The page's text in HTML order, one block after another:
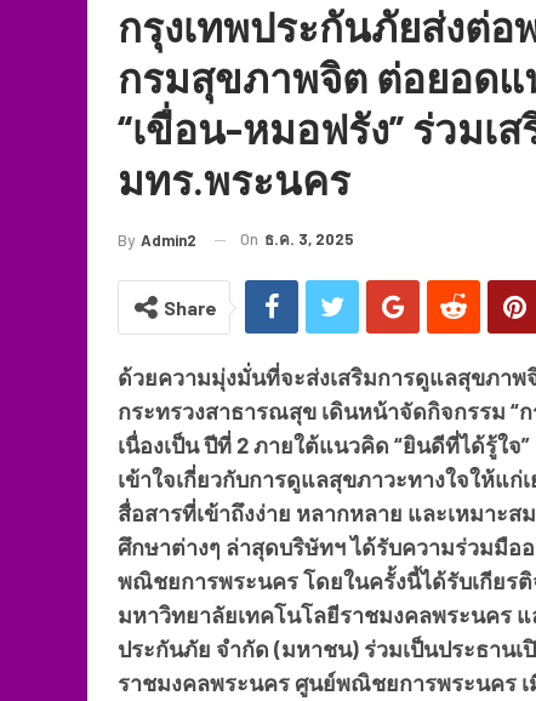
กรุงเทพประกันภัยส่งต่
กรมสุขภาพจิต ต่อยอดแ
“เขื่อน-หมอฟรัง” ร่วมเ
มทร.พระนคร
By Admin2 On ธ.ค. 3, 2025
Share
ด้วยความมุ่งมั่นที่จะส่งเสริมการดูแลสุขภา
กระทรวงสาธารณสุข เดินหน้าจัดกิจกรรม “
เนื่องเป็น ปีที่ 2 ภายใต้แนวคิด “ยินดีที่ได้รู้ใ
เข้าใจเกี่ยวกับการดูแลสุขภาวะทางใจให้แ
สื่อสารที่เข้าถึงง่าย หลากหลาย และเหมาะ
ศึกษาต่างๆ ล่าสุดบริษัทฯ ได้รับความร่วมมื
พณิชยการพระนคร โดยในครั้งนี้ได้รับเกียร
มหาวิทยาลัยเทคโนโลยีราชมงคลพระนคร
ประกันภัย จำกัด (มหาชน) ร่วมเป็นประธาน
ราชมงคลพระนคร ศูนย์พณิชยการพระนคร เ